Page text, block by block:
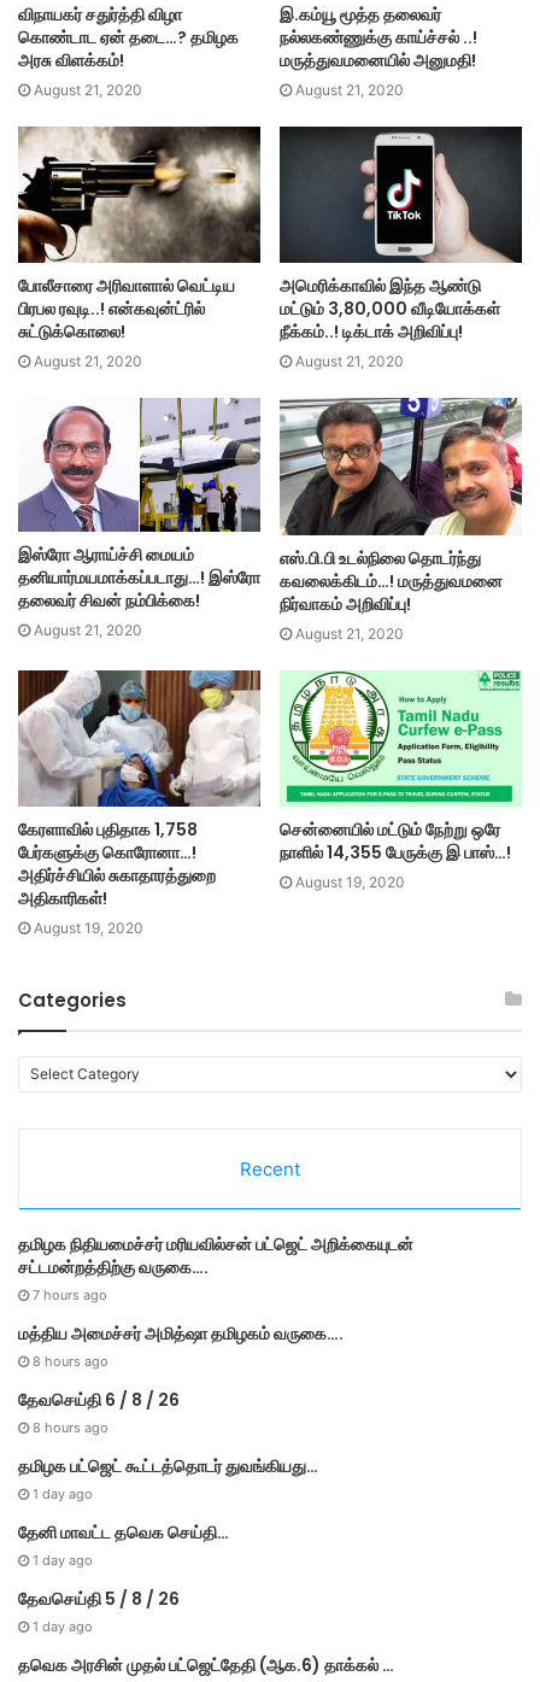
விநாயகர் சதுர்த்தி விழா
கொண்டாட ஏன் தடை…? தமிழக
அரசு விளக்கம்!
August 21, 2020
இ.கம்யூ மூத்த தலைவர்
நல்லகண்ணுக்கு காய்ச்சல் ..!
மருத்துவமனையில் அனுமதி!
August 21, 2020
போலீசாரை அரிவாளால் வெட்டிய
பிரபல ரவுடி..! என்கவுன்ட்ரில்
சுட்டுக்கொலை!
August 21, 2020
அமெரிக்காவில் இந்த ஆண்டு
மட்டும் 3,80,000 வீடியோக்கள்
நீக்கம்..! டிக்டாக் அறிவிப்பு!
August 21, 2020
இஸ்ரோ ஆராய்ச்சி மையம்
தனியார்மயமாக்கப்படாது…! இஸ்ரோ
தலைவர் சிவன் நம்பிக்கை!
August 21, 2020
எஸ்.பி.பி உடல்நிலை தொடர்ந்து
கவலைக்கிடம்…! மருத்துவமனை
நிர்வாகம் அறிவிப்பு!
August 21, 2020
கேரளாவில் புதிதாக 1,758
பேர்களுக்கு கொரோனா…!
அதிர்ச்சியில் சுகாதாரத்துறை
அதிகாரிகள்!
August 19, 2020
சென்னையில் மட்டும் நேற்று ஒரே
நாளில் 14,355 பேருக்கு இ பாஸ்…!
August 19, 2020
Categories
a
i
e
s
Recent
தமி​ழ​க நிதியமைச்சர் மரியவில்சன் பட்ஜெட் அறிக்கையுடன்
சட்டமன்றத்திற்கு வருகை….
7 hours ago
மத்திய அமைச்சர் அமித்ஷா தமிழகம் வருகை….
8 hours ago
தேவசெய்தி 6 / 8 / 26
8 hours ago
தமிழக பட்ஜெட் கூட்டத்தொடர் துவங்கியது…
1 day ago
தேனி மாவட்ட தவெக செய்தி…
1 day ago
தேவசெய்தி 5 / 8 / 26
1 day ago
தவெக அரசின் முதல் பட்​ஜெட்தேதி (ஆக.6) தாக்​கல் …